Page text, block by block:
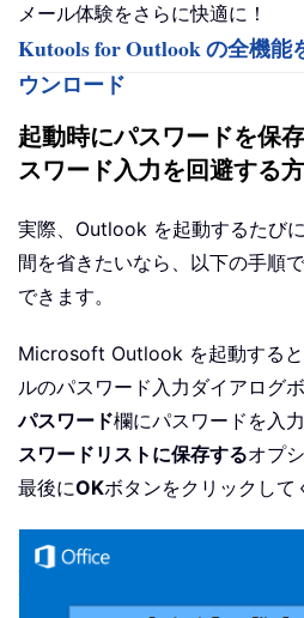
メール体験をさらに快適に！
Kutools for Outlook の全機能
ウンロード
起動時にパスワードを保
スワード入力を回避する
実際、Outlook を起動するたび
間を省きたいなら、以下の手順
できます。
Microsoft Outlook を起動する
ルのパスワード入力ダイアログ
パスワード欄にパスワードを入力
スワードリストに保存するオプ
最後にOKボタンをクリックして